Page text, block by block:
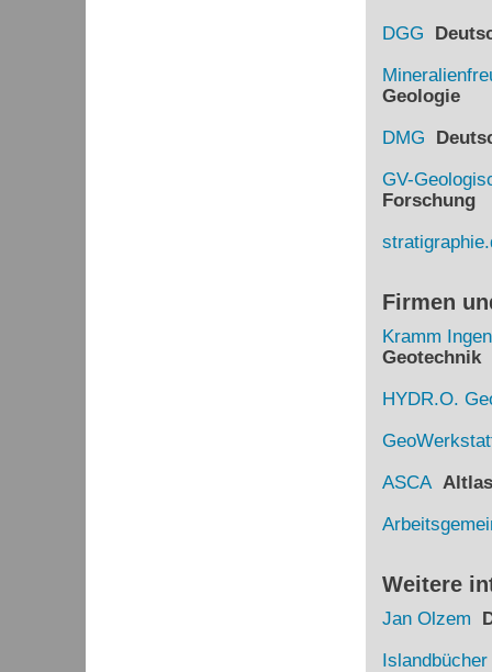
DGG
Geologie
DMG
GV-
Forschung
Firmen
Kramm
Geotechnik
HYDR.O.
ASCA
Weitere
Jan Olzem
Islandbücher